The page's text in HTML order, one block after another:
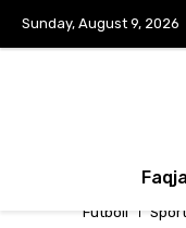
Sunday, August 9, 2026
Futboll